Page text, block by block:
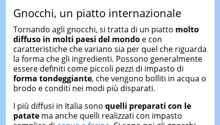
Gnocchi, un piatto internazionale
Tornando agli gnocchi, si tratta di un piatto molto
diffuso in molti paesi del mondoe con
caratteristiche che variano sia per quel che riguarda
la forma che gli ingredienti. Possono generalmente
essere definiti come piccoli pezzi di impasto di
forma tondeggiante, che vengono bolliti in acqua o
brodo e conditi nei modi più disparati.
I più diffusi in Italia sono quelli preparati con le
patatema anche quelli realizzati con impasto